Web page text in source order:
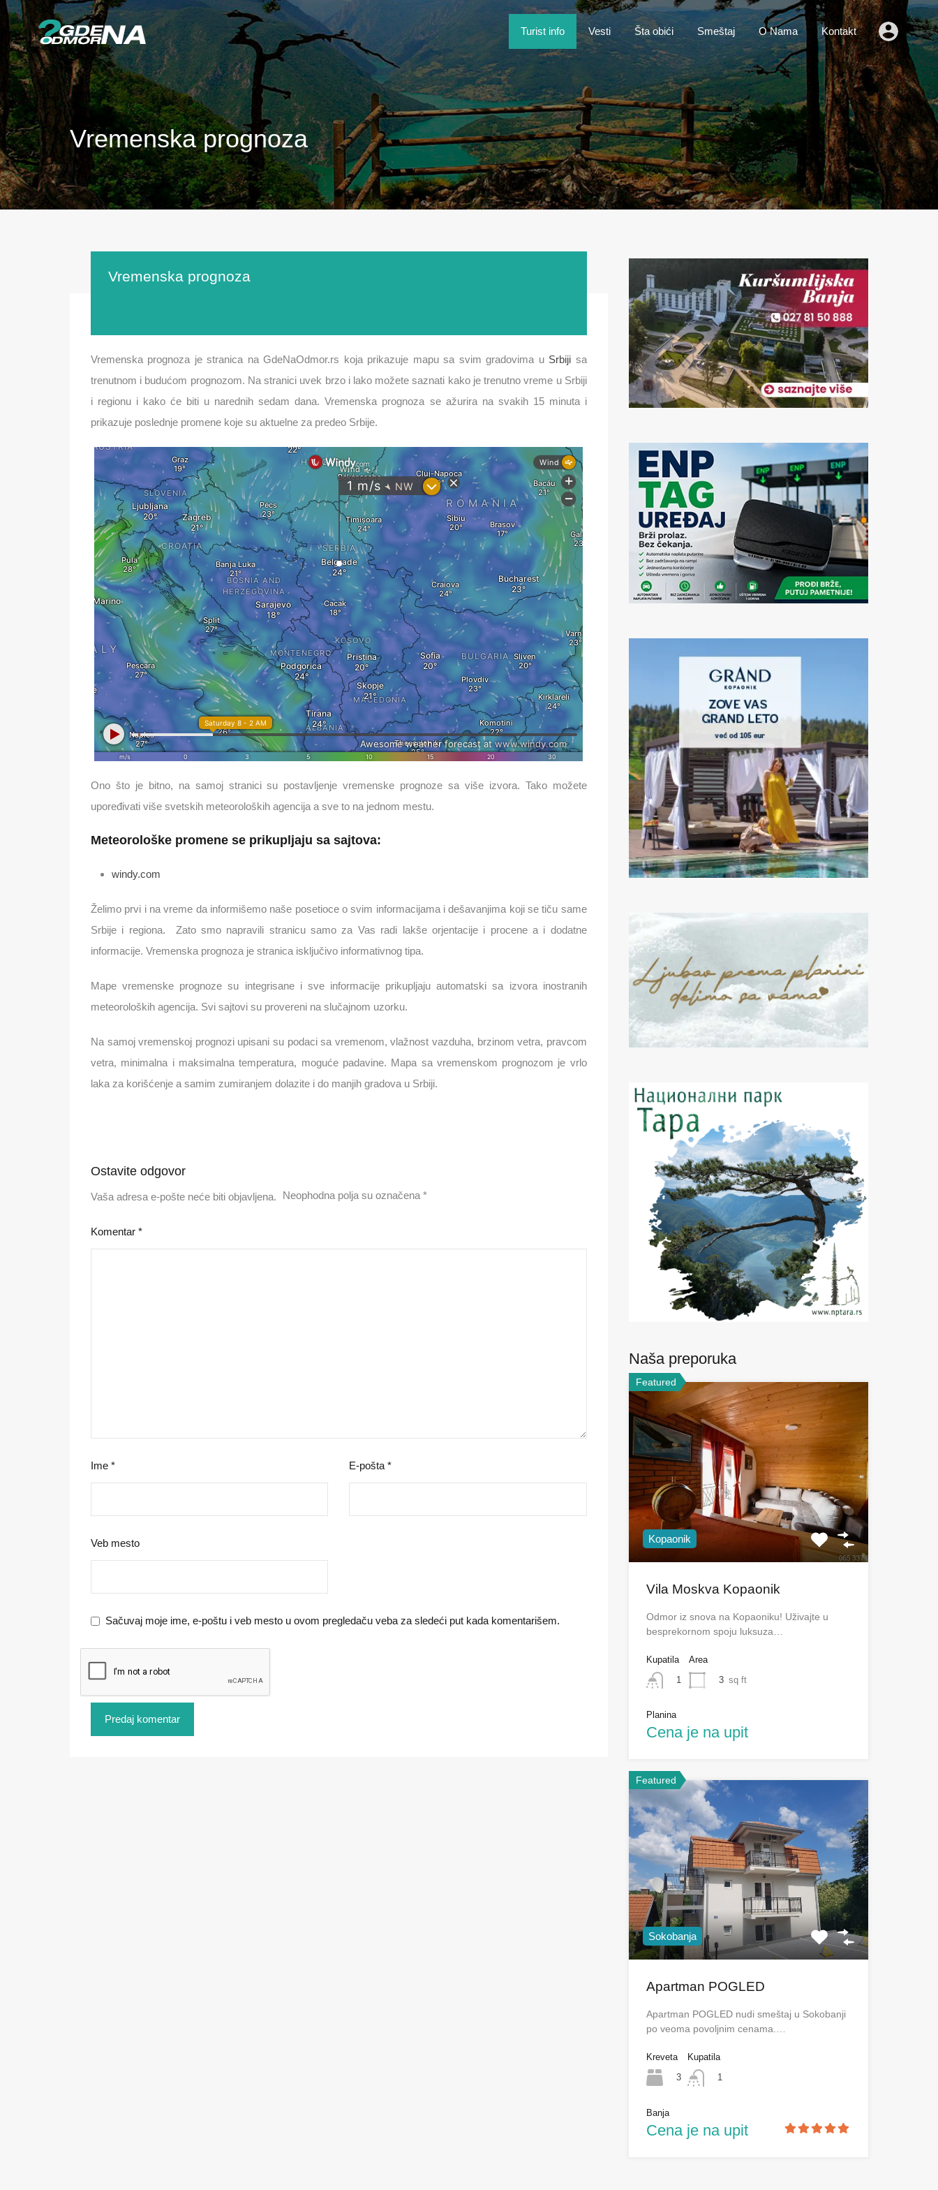
Turist info Vesti Šta obići Smeštaj O Nama Kontakt
Turist info Vesti Šta obići Smeštaj O Nama Kontakt
Vremenska prognoza
Vremenska prognoza
Vremenska prognoza je stranica na GdeNaOdmor.rs koja prikazuje mapu sa svim gradovima u Srbiji sa
trenutnom i budućom prognozom. Na stranici uvek brzo i lako možete saznati kako je trenutno vreme u Srbiji
i regionu i kako će biti u narednih sedam dana. Vremenska prognoza se ažurira na svakih 15 minuta i
prikazuje poslednje promene koje su aktuelne za predeo Srbije.
Ono što je bitno, na samoj stranici su postavljenje vremenske prognoze sa više izvora. Tako možete
upoređivati više svetskih meteoroloških agencija a sve to na jednom mestu.
Meteorološke promene se prikupljaju sa sajtova:
windy.com
Želimo prvi i na vreme da informišemo naše posetioce o svim informacijama i dešavanjima koji se tiču same
Srbije i regiona. Zato smo napravili stranicu samo za Vas radi lakše orjentacije i procene a i dodatne
informacije. Vremenska prognoza je stranica isključivo informativnog tipa.
Mape vremenske prognoze su integrisane i sve informacije prikupljaju automatski sa izvora inostranih
meteoroloških agencija. Svi sajtovi su provereni na slučajnom uzorku.
Na samoj vremenskoj prognozi upisani su podaci sa vremenom, vlažnost vazduha, brzinom vetra, pravcom
vetra, minimalna i maksimalna temperatura, moguće padavine. Mapa sa vremenskom prognozom je vrlo
laka za korišćenje a samim zumiranjem dolazite i do manjih gradova u Srbiji.
Ostavite odgovor
Vaša adresa e-pošte neće biti objavljena. Neophodna polja su označena *
Komentar *
Ime * E-pošta*
Veb mesto
Sačuvaj moje ime, e-poštu i veb mesto u ovom pregledaču veba za sledeći put kada komentarišem.
Naša preporuka
Featured
Kopaonik
Vila Moskva Kopaonik
Odmor iz snova na Kopaoniku! Uživajte u
besprekornom spoju luksuza…
Kupatila
1
Area
3 sq ft
Planina
Cena je na upit
Featured
Sokobanja
Apartman POGLED
Apartman POGLED nudi smeštaj u Sokobanji
po veoma povoljnim cenama.…
Kreveta
3
Kupatila
1
Banja
Cena je na upit